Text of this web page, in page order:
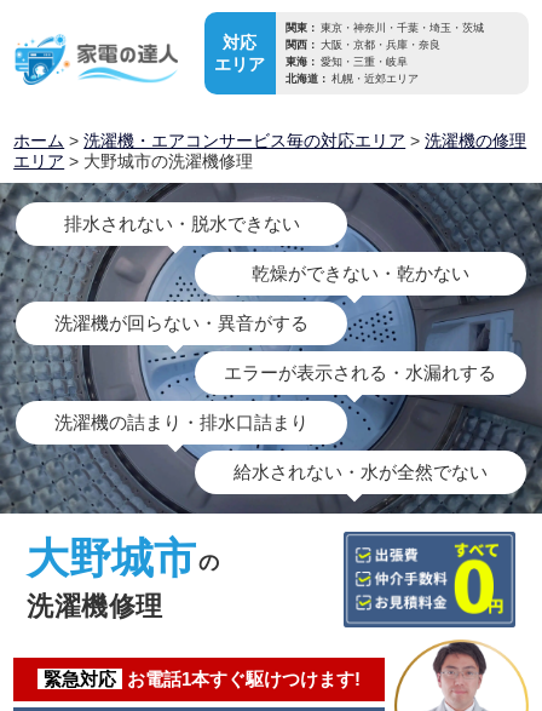
対応
エリア
関東： 東京・神奈川・千葉・埼玉・茨城
関西： 大阪・京都・兵庫・奈良
東海： 愛知・三重・岐阜
北海道： 札幌・近郊エリア
ホーム >洗濯機・エアコンサービス毎の対応エリア >洗濯機の修理
エリア > 大野城市の洗濯機修理
排水されない・脱水できない
乾燥ができない・乾かない
洗濯機が回らない・異音がする
エラーが表示される・水漏れする
洗濯機の詰まり・排水口詰まり
給水されない・水が全然でない
大野城市の
洗濯機修理
緊急対応 お電話1本すぐ駆けつけます!